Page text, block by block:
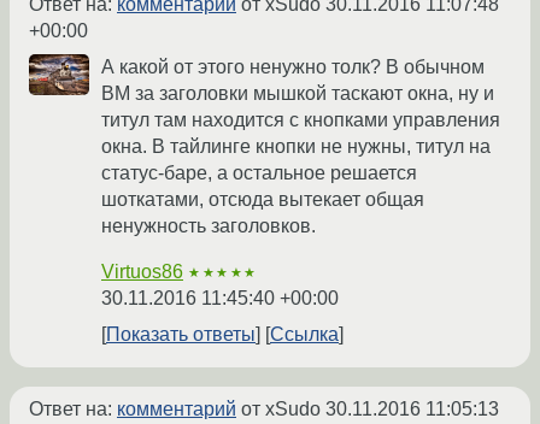
Ответ на: комментарий от xSudo 30.11.2016 11:07:48
+00:00
А какой от этого ненужно толк? В обычном
ВМ за заголовки мышкой таскают окна, ну и
титул там находится с кнопками управления
окна. В тайлинге кнопки не нужны, титул на
статус-баре, а остальное решается
шоткатами, отсюда вытекает общая
ненужность заголовков.
Virtuos86 ★★★★★
30.11.2016 11:45:40 +00:00
Показать ответы
Ссылка
Ответ на: комментарий от xSudo 30.11.2016 11:05:13